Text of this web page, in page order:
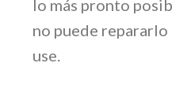
lo más pronto
no puede
use.